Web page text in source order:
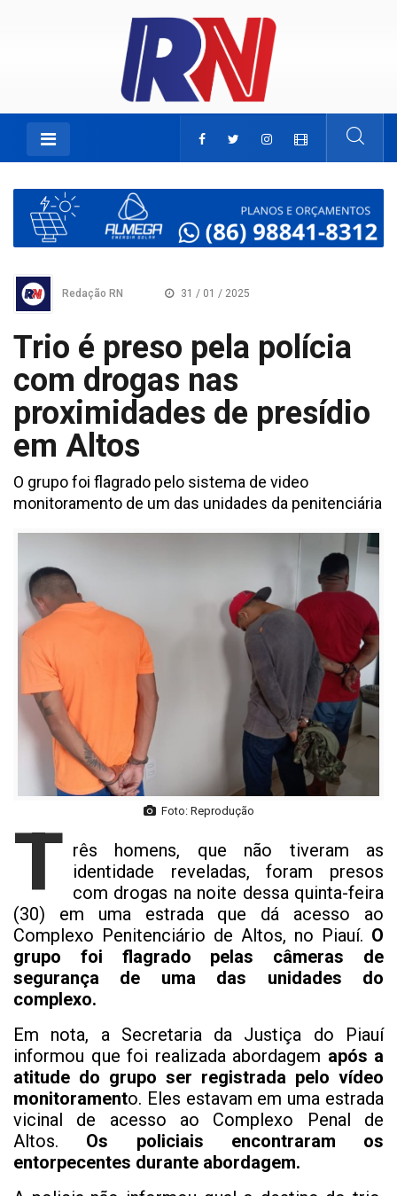
Redação RN 31 / 01 / 2025
Trio é preso pela polícia
com drogas nas
proximidades de presídio
em Altos
O grupo foi flagrado pelo sistema de video
monitoramento de um das unidades da penitenciária
Foto: Reprodução
T rês homens, que não tiveram as
identidade reveladas, foram presos
com drogas na noite dessa quinta-feira
(30) em uma estrada que dá acesso ao
Complexo Penitenciário de Altos, no Piauí. O
grupo foi flagrado pelas câmeras de
segurança de uma das unidades do
complexo.
Em nota, a Secretaria da Justiça do Piauí
informou que foi realizada abordagem após a
atitude do grupo ser registrada pelo vídeo
monitoramento. Eles estavam em uma estrada
vicinal de acesso ao Complexo Penal de
Altos. Os policiais encontraram os
entorpecentes durante abordagem.